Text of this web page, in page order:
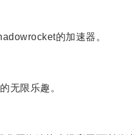
的加速器。
限乐趣。